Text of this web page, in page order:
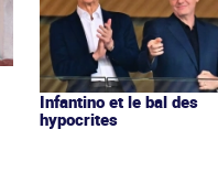
Infantino et le bal des
hypocrites